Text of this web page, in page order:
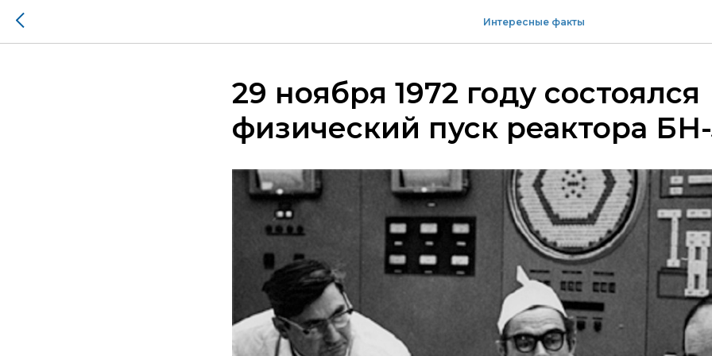
Интересные факты
29 ноября 1972 году состоялся
физический пуск реактора